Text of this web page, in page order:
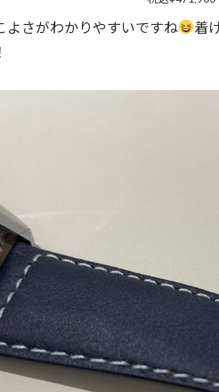
よさがわかりやすいですね
着